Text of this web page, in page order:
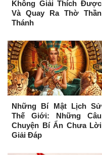
Không Giải Thích Được
Và Quay Ra Thờ Thần
Thánh
Những Bí Mật Lịch Sử
Thế Giới: Những Câu
Chuyện Bí Ẩn Chưa Lời
Giải Đáp